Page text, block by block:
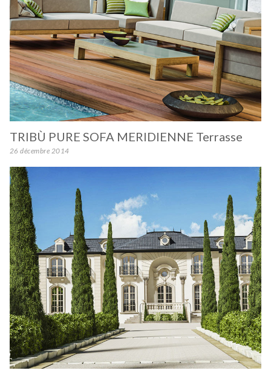
TRIBÙ PURE SOFA MERIDIENNE Terrasse
26 décembre 2014